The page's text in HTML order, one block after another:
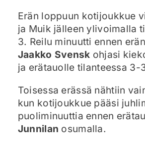
Erän loppuun kotijoukkue
ja Muik jälleen ylivoimalla
3. Reilu minuutti ennen
Jaakko Svensk ohjasi
ja erätauolle tilanteessa 3-
Toisessa erässä nähtiin
kun kotijoukkue pääsi
puoliminuuttia ennen
Junnilan osumalla.